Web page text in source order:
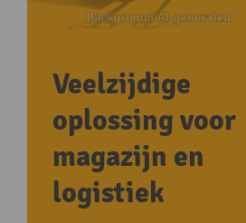
Veelzijdige
oplossing voor
magazijn en
logistiek